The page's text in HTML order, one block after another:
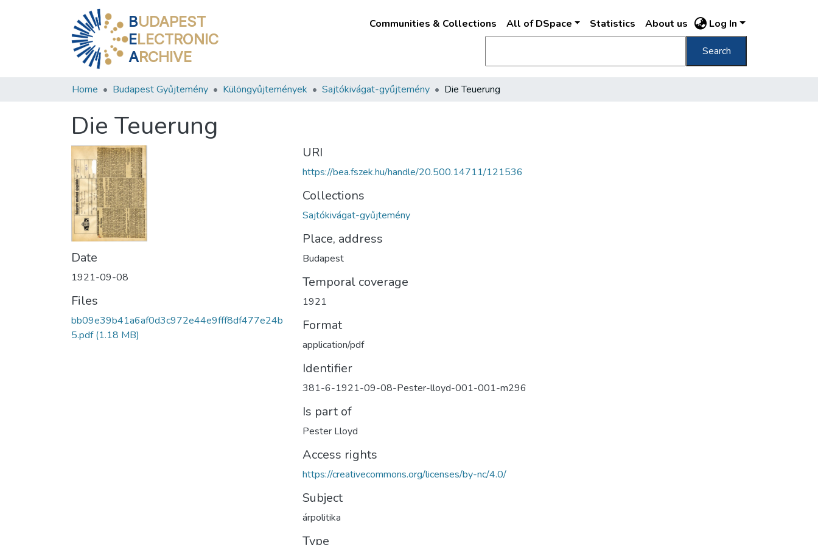
BUDAPEST
ELECTRONIC
ARCHIVE
Communities & Collections All of DSpace Statistics About us Log In
Search
Home Budapest Gyűjtemény Különgyűjtemények Sajtókivágat-gyűjtemény Die Teuerung
Die Teuerung
Date
1921-09-08
Files
bb09e39b41a6af0d3c972e44e9fff8df477e24b
5.pdf(1.18 MB)
URI
https://bea.fszek.hu/handle/20.500.14711/121536
Collections
Sajtókivágat-gyűjtemény
Place, address
Budapest
Temporal coverage
1921
Format
application/pdf
Identifier
381-6-1921-09-08-Pester-lloyd-001-001-m296
Is part of
Pester Lloyd
Access rights
https://creativecommons.org/licenses/by-nc/4.0/
Subject
árpolitika
Type